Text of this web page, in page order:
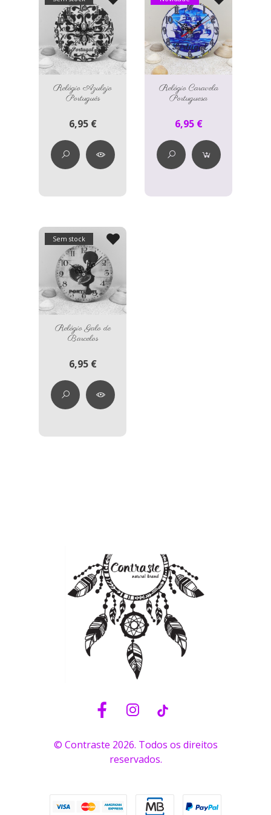
Relógio Azulejo
Português
6,95 €
Relógio Caravela
Portuguesa
6,95 €
Sem stock
Relógio Galo de
Barcelos
6,95 €
© Contraste 2026. Todos os direitos
reservados.